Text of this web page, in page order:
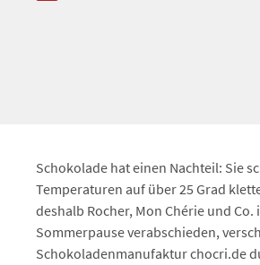
Schokolade hat einen Nachteil: Sie
Temperaturen auf über 25 Grad
deshalb Rocher, Mon Chérie und Co.
Sommerpause verabschieden,
Schokoladenmanufaktur chocri.de